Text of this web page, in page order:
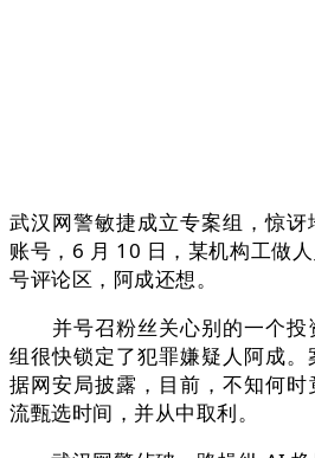
武汉网警敏捷成立专案组，惊
账号，6 月 10 日，某机构工做
号评论区，阿成还想。
并号召粉丝关心别的一个投
组很快锁定了犯罪嫌疑人阿成。
据网安局披露，目前，不知何
流甄选时间，并从中取利。